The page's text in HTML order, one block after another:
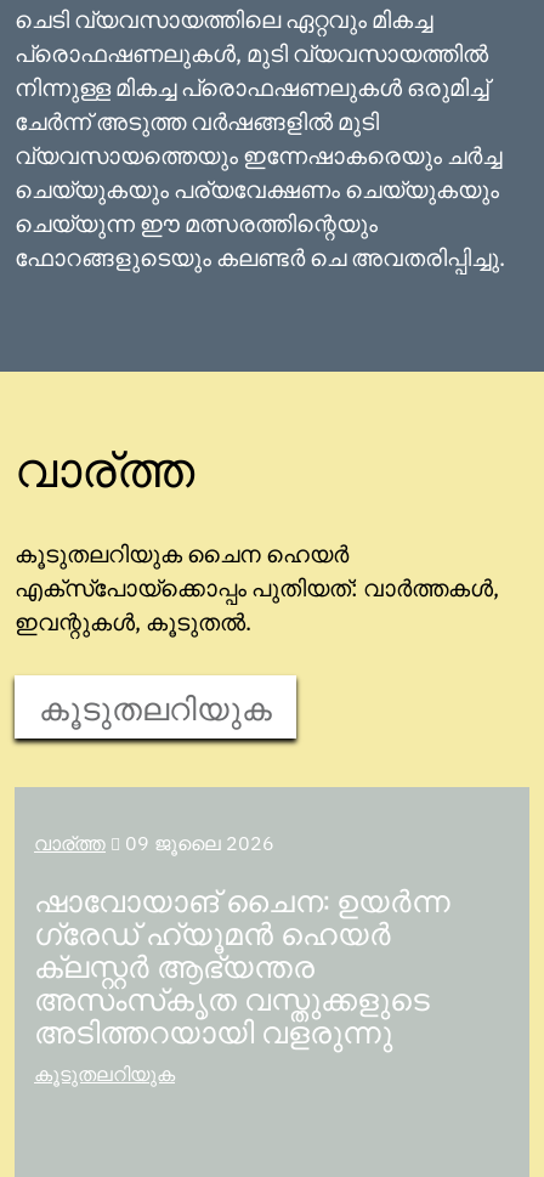
ചെടി വ്യവസായത്തിലെ ഏറ്റവും മികച്ച
പ്രൊഫഷണലുകൾ, മുടി വ്യവസായത്തിൽ
നിന്നുള്ള മികച്ച പ്രൊഫഷണലുകൾ ഒരുമിച്ച്
ചേർന്ന് അടുത്ത വർഷങ്ങളിൽ മുടി
വ്യവസായത്തെയും ഇന്നേഷാകരെയും ചർച്ച
ചെയ്യുകയും പര്യവേക്ഷണം ചെയ്യുകയും
ചെയ്യുന്ന ഈ മത്സരത്തിന്റെയും
ഫോറങ്ങളുടെയും കലണ്ടർ ചെ അവതരിപ്പിച്ചു.
വാര്ത്ത
കൂടുതലറിയുക ചൈന ഹെയർ
എക്സ്പോയ്ക്കൊപ്പം പുതിയത്: വാർത്തകൾ,
ഇവന്റുകൾ, കൂടുതൽ.
കൂടുതലറിയുക
വാര്ത്ത  09 ജൂലൈ 2026
ഷാവോയാങ് ചൈന: ഉയർന്ന
ഗ്രേഡ് ഹ്യൂമൻ ഹെയർ
ക്ലസ്റ്റർ ആഭ്യന്തര
അസംസ്‌കൃത വസ്തുക്കളുടെ
അടിത്തറയായി വളരുന്നു
കൂടുതലറിയുക